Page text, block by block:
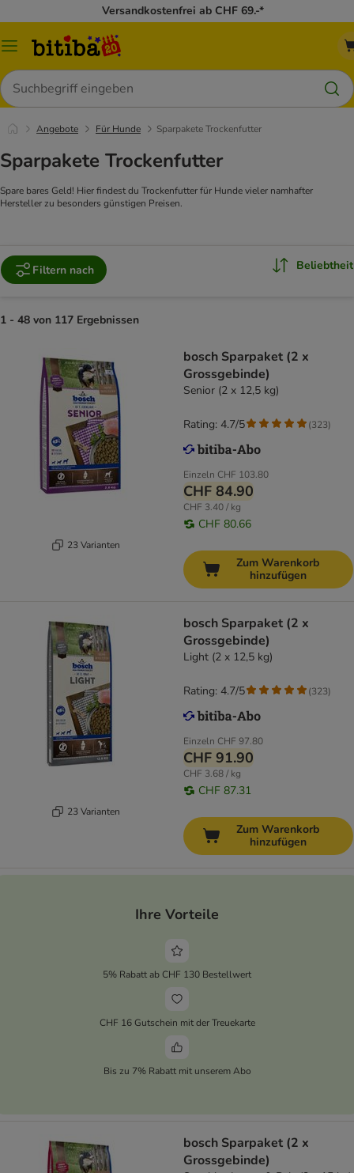
Versandkostenfrei ab CHF 69.-*
Menü
Suchen
Angebote Für Hunde Sparpakete Trockenfutter
Sparpakete Trockenfutter
Spare bares Geld! Hier findest du Trockenfutter für Hunde vieler namhafter
Hersteller zu besonders günstigen Preisen.
Filtern nach Beliebtheit
1 - 48 von 117 Ergebnissen
23 Varianten
bosch Sparpaket (2 x
Grossgebinde)
Senior (2 x 12,5 kg)
Einzeln CHF 103.80
CHF 84.90
CHF 3.40 / kg
CHF 80.66
Rating: 4.7/5 (323)
Zum Warenkorb
hinzufügen
23 Varianten
bosch Sparpaket (2 x
Grossgebinde)
Light (2 x 12,5 kg)
Einzeln CHF 97.80
CHF 91.90
CHF 3.68 / kg
CHF 87.31
Rating: 4.7/5 (323)
Zum Warenkorb
hinzufügen
Ihre Vorteile
5% Rabatt ab CHF 130 Bestellwert
CHF 16 Gutschein mit der Treuekarte
Bis zu 7% Rabatt mit unserem Abo
bosch Sparpaket (2 x
Grossgebinde)